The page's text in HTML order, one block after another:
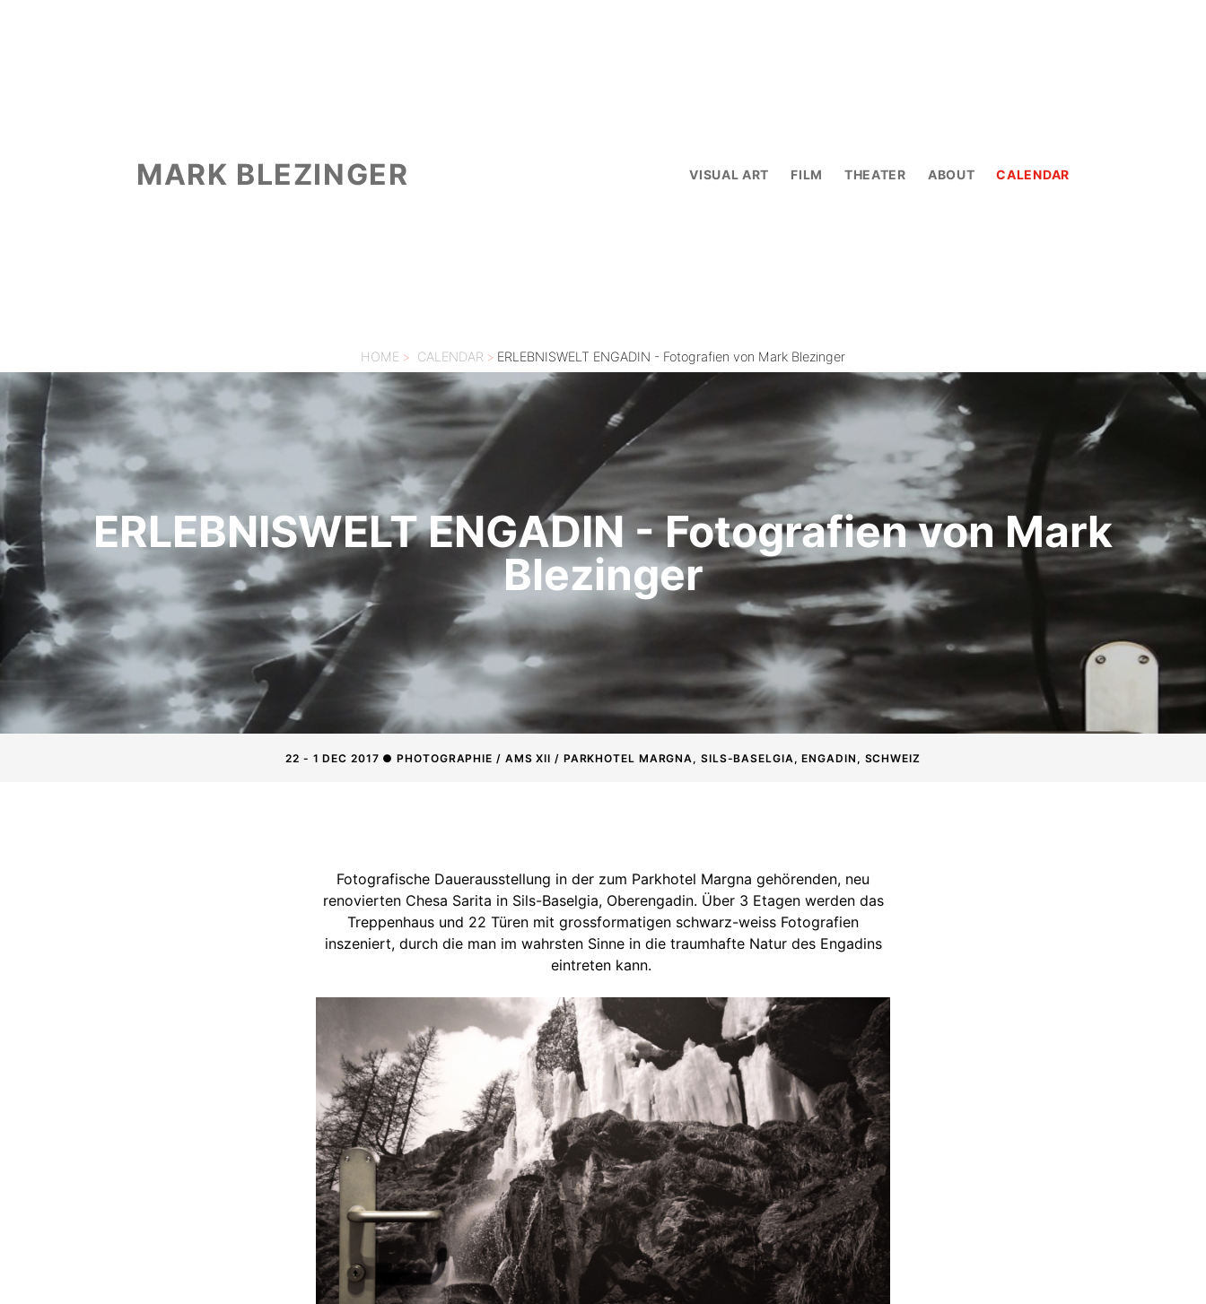
MARK BLEZINGER VISUAL ART FILM THEATER ABOUT CALENDAR
HOME > CALENDAR > ERLEBNISWELT ENGADIN - Fotografien von Mark Blezinger
ERLEBNISWELT ENGADIN - Fotografien von Mark
Blezinger
22 - 1 DEC 2017 ● PHOTOGRAPHIE / AMS XII / PARKHOTEL MARGNA, SILS-BASELGIA, ENGADIN, SCHWEIZ
Fotografische Dauerausstellung in der zum Parkhotel Margna gehörenden, neu
renovierten Chesa Sarita in Sils-Baselgia, Oberengadin. Über 3 Etagen werden das
Treppenhaus und 22 Türen mit grossformatigen schwarz-weiss Fotografien
inszeniert, durch die man im wahrsten Sinne in die traumhafte Natur des Engadins
eintreten kann.